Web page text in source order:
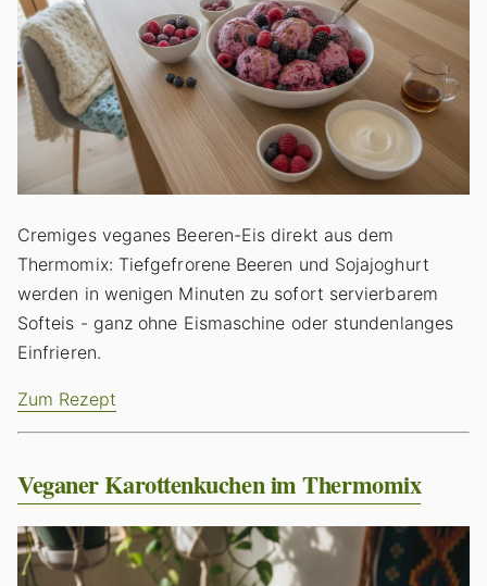
Cremiges veganes Beeren-Eis direkt aus dem
Thermomix: Tiefgefrorene Beeren und Sojajoghurt
werden in wenigen Minuten zu sofort servierbarem
Softeis - ganz ohne Eismaschine oder stundenlanges
Einfrieren.
Zum Rezept
Veganer Karottenkuchen im Thermomix